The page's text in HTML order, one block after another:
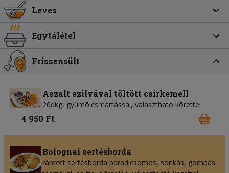
Leves
Egytálétel
Frissensült
Aszalt szilvával töltött csirkemell
20dkg, gyümölcsmártással, választható körettel
4 950 Ft
Bolognai sertésborda
rántott sertésborda paradicsomos, sonkás, gombás